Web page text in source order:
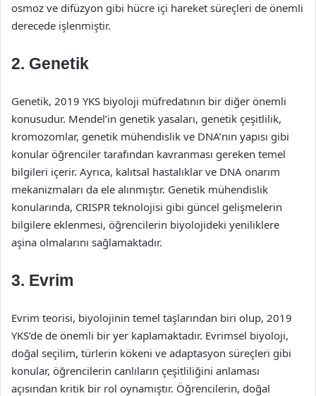
osmoz ve difüzyon gibi hücre içi hareket süreçleri de önemli
derecede işlenmiştir.
2. Genetik
Genetik, 2019 YKS biyoloji müfredatının bir diğer önemli
konusudur. Mendel’in genetik yasaları, genetik çeşitlilik,
kromozomlar, genetik mühendislik ve DNA’nın yapısı gibi
konular öğrenciler tarafından kavranması gereken temel
bilgileri içerir. Ayrıca, kalıtsal hastalıklar ve DNA onarım
mekanizmaları da ele alınmıştır. Genetik mühendislik
konularında, CRISPR teknolojisi gibi güncel gelişmelerin
bilgilere eklenmesi, öğrencilerin biyolojideki yeniliklere
aşina olmalarını sağlamaktadır.
3. Evrim
Evrim teorisi, biyolojinin temel taşlarından biri olup, 2019
YKS’de de önemli bir yer kaplamaktadır. Evrimsel biyoloji,
doğal seçilim, türlerin kökeni ve adaptasyon süreçleri gibi
konular, öğrencilerin canlıların çeşitliliğini anlaması
açısından kritik bir rol oynamıştır. Öğrencilerin, doğal